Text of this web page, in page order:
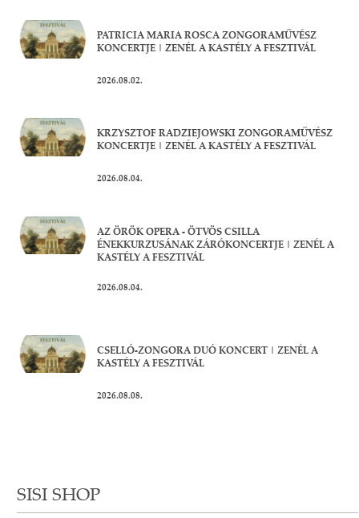
PATRICIA MARIA ROSCA ZONGORAMŰVÉSZ
KONCERTJE | ZENÉL A KASTÉLY A FESZTIVÁL
2026.08.02.
KRZYSZTOF RADZIEJOWSKI ZONGORAMŰVÉSZ
KONCERTJE | ZENÉL A KASTÉLY A FESZTIVÁL
2026.08.04.
AZ ÖRÖK OPERA - ÖTVÖS CSILLA
ÉNEKKURZUSÁNAK ZÁRÓKONCERTJE | ZENÉL A
KASTÉLY A FESZTIVÁL
2026.08.04.
CSELLÓ-ZONGORA DUÓ KONCERT | ZENÉL A
KASTÉLY A FESZTIVÁL
2026.08.08.
SISI SHOP